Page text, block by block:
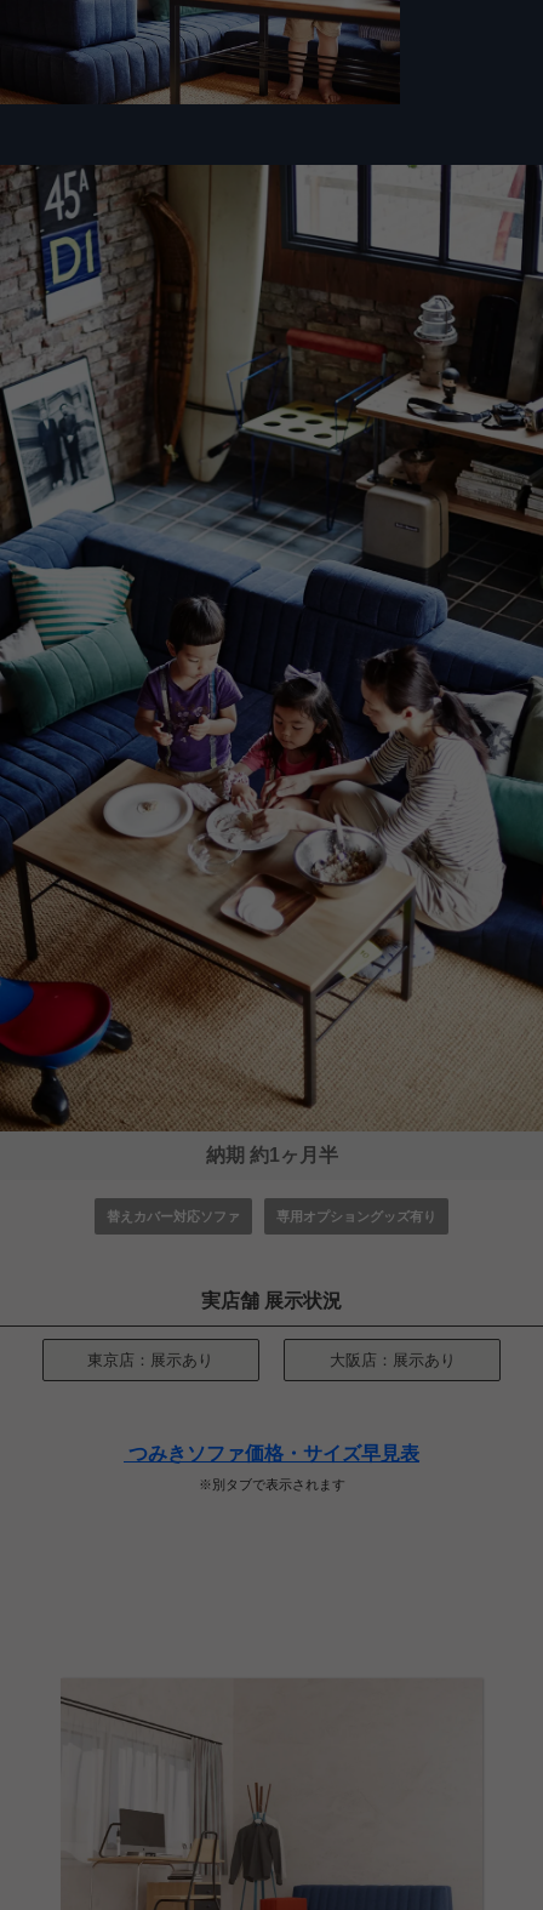
納期 約1ヶ月半
替えカバー対応ソファ 専用オプショングッズ有り
実店舗 展示状況
東京店：展示あり 大阪店：展示あり
つみきソファ価格・サイズ早見表
※別タブで表示されます